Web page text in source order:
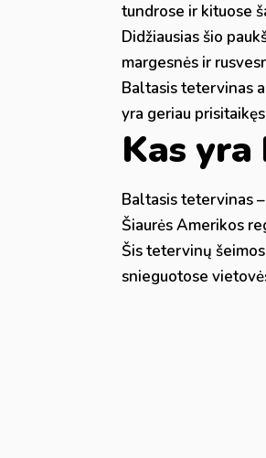
tundrose ir kituose
Didžiausias šio
margesnės ir
Baltasis tetervinas
yra geriau
Kas
Baltasis tetervinas
Šiaurės Amerikos
Šis tetervinų
snieguotose